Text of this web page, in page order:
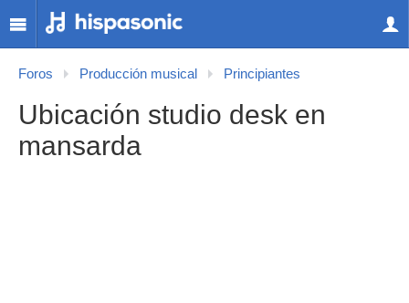
Foros Producción musical Principiantes
Ubicación studio desk en
mansarda